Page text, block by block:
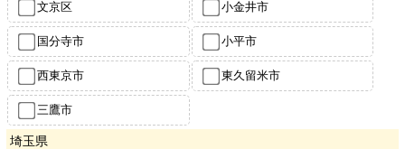
文京区 小金井市
国分寺市 小平市
西東京市 東久留米市
三鷹市
埼玉県